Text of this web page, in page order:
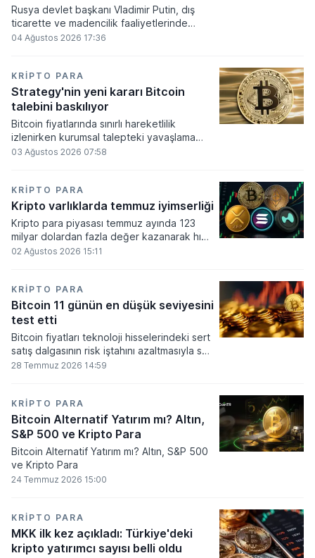
Rusya devlet başkanı Vladimir Putin, dış
ticarette ve madencilik faaliyetlerinde
kripto varlıkların kullanımına onay veren
elde edilen dijital paraların belirli şartlar
altında dolaşımına ve menkul kıymet
alımlarında kullanılmasına olanak sağlanıyor.
04 Ağustos 2026 17:36
KRIPTO PARA
Strategy'nin yeni kararı Bitcoin
talebini baskılıyor
Bitcoin fiyatlarında sınırlı hareketlilik
izlenirken kurumsal talepteki yavaşlama
piyasa dinamiklerini etkiliyor. ABD Merkez
çalışmalarındaki belirsizliklerle baskı altında
kalmaya devam ediyor.
03 Ağustos 2026 07:58
KRIPTO PARA
Kripto varlıklarda temmuz iyimserliği
Kripto para piyasası temmuz ayında 123
milyar dolardan fazla değer kazanarak hızlı
bir toparlanma sürecine girdi. Bitcoin ve
2 trilyon 159 milyar 780 milyon dolar
seviyesine ulaştı.
02 Ağustos 2026 15:11
KRIPTO PARA
Bitcoin 11 günün en düşük seviyesini
test etti
Bitcoin fiyatları teknoloji hisselerindeki sert
satış dalgasının risk iştahını azaltmasıyla son
11 günün en düşük seviyesine indi.
28 Temmuz 2026 14:59
KRIPTO PARA
Bitcoin Alternatif Yatırım mı? Altın,
S&P 500 ve Kripto Para
Bitcoin Alternatif Yatırım mı? Altın, S&P 500
ve Kripto Para
24 Temmuz 2026 15:00
KRIPTO PARA
MKK ilk kez açıkladı: Türkiye'deki
kripto yatırımcı sayısı belli oldu